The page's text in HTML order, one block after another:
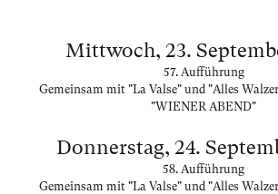
Mittwoch, 23.
57. Aufführung
Gemeinsam mit "La Valse" und "Alles
"WIENER ABEND"
Donnerstag, 24.
58. Aufführung
Gemeinsam mit "La Valse" und "Alles